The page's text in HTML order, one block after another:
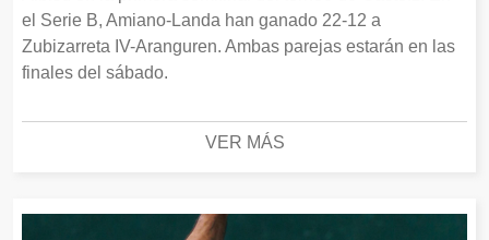
el Serie B, Amiano-Landa han ganado 22-12 a
Zubizarreta IV-Aranguren. Ambas parejas estarán en las
finales del sábado.
VER MÁS